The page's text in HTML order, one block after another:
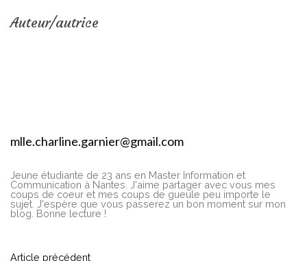
Auteur/autrice
mlle.charline.garnier@gmail.com
Jeune étudiante de 23 ans en Master Information et
Communication à Nantes. J'aime partager avec vous mes
coups de coeur et mes coups de gueule peu importe le
sujet. J'espère que vous passerez un bon moment sur mon
blog. Bonne lecture !
Article précédent